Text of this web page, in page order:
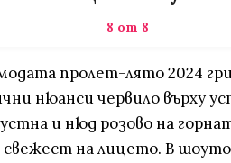
8 от 8
пролет-лято 2024
нюанси червило върху
и нюд розово на
свежест на лицето. В